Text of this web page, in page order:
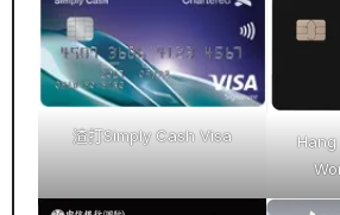
渣打Simply Cash Visa
Hang